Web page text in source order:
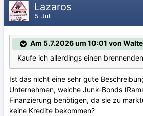
Lazaros
5. Juli
Am 5.7.2026 um 10:01 von
Kaufe ich allerdings einen
Ist das nicht eine sehr gute
Unternehmen, welche Junk-Bonds
Finanzierung benötigen, da sie zu
keine Kredite bekommen?